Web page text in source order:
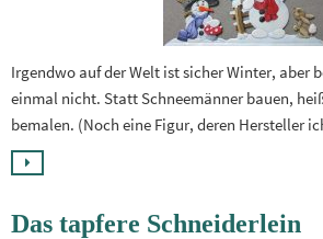
Irgendwo auf der Welt ist sicher Winter, aber
einmal nicht. Statt Schneemänner bauen,
bemalen. (Noch eine Figur, deren Hersteller
Das tapfere Schneiderlein